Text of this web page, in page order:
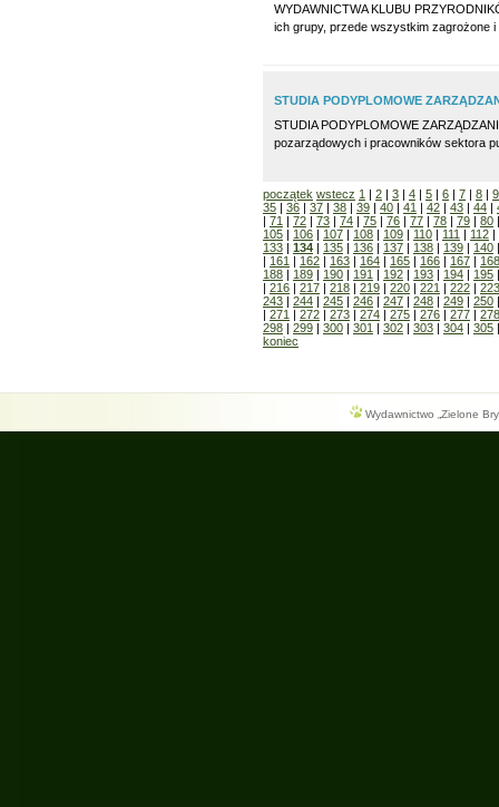
WYDAWNICTWA KLUBU
ich grupy, przede wszystkim zagrożone
STUDIA PODYPLOMOWE
STUDIA PODYPLOMOWE
pozarządowych i pracowników sektora
początek wstecz 1 | 2 | 3 | 4 | 5 | 6 | 7 | 8 | 9
35 | 36 | 37 | 38 | 39 | 40 | 41 | 42 | 43 | 44 |
| 71 | 72 | 73 | 74 | 75 | 76 | 77 | 78 | 79 | 80
105 | 106 | 107 | 108 | 109 | 110 | 111 | 112 |
133 | 134 | 135 | 136 | 137 | 138 | 139 | 140
| 161 | 162 | 163 | 164 | 165 | 166 | 167 | 168
188 | 189 | 190 | 191 | 192 | 193 | 194 | 195
| 216 | 217 | 218 | 219 | 220 | 221 | 222 | 223
243 | 244 | 245 | 246 | 247 | 248 | 249 | 250
| 271 | 272 | 273 | 274 | 275 | 276 | 277 | 278
298 | 299 | 300 | 301 | 302 | 303 | 304 | 305
koniec
Wydawnictwo „Zielone